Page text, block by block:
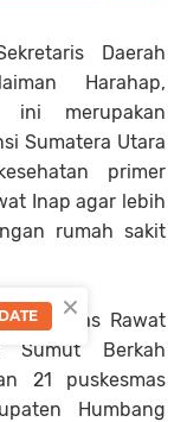
Daerah
Harahap,
ini merupakan
Sumatera Utara
primer
Inap agar lebih
rumah sakit
Rawat
Sumut Berkah
21 puskesmas
Humbang
×